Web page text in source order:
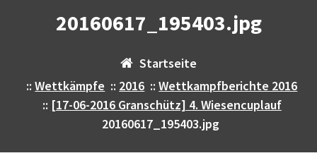
20160617_195403.jpg
Startseite
::Wettkämpfe :: 2016 ::Wettkampfberichte 2016
:: [17-06-2016 Granschütz] 4. Wiesencuplauf
20160617_195403.jpg